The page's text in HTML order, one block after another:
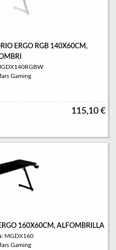
ERGO RGB 140X60CM,
Gaming
115,10 €
160X60CM, ALFOMBRILLA
MGDX160
Gaming